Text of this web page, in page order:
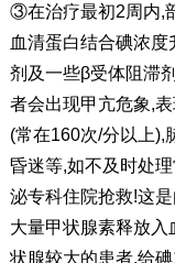
③在治疗最初2周内,
血清蛋白结合碘浓
剂及一些β受体阻滞
者会出现甲亢危象,
(常在160次/分以上),
昏迷等,如不及时处
泌专科住院抢救!这
大量甲状腺素释放入
状腺较大的患者,给